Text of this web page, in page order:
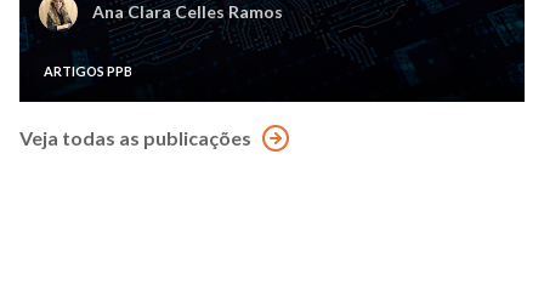
Ana Clara Celles Ramos
ARTIGOS PPB
Veja todas as publicações